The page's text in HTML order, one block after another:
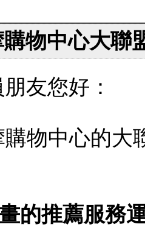
物中心大聯
友您好：
購物中心的大
的推薦服務